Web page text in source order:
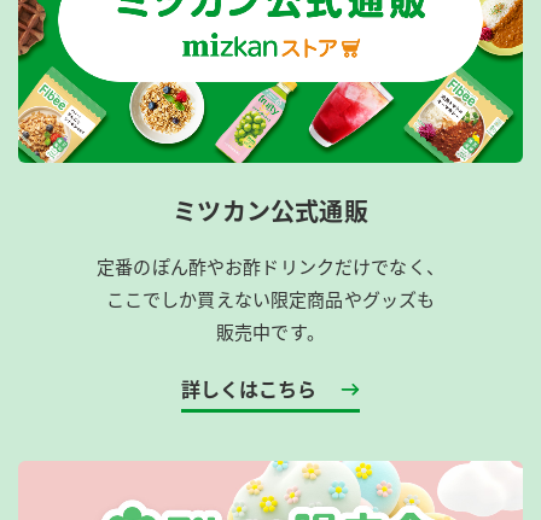
ミツカン公式通販
定番のぽん酢やお酢ドリンクだけでなく、
ここでしか買えない限定商品やグッズも
販売中です。
詳しくはこちら